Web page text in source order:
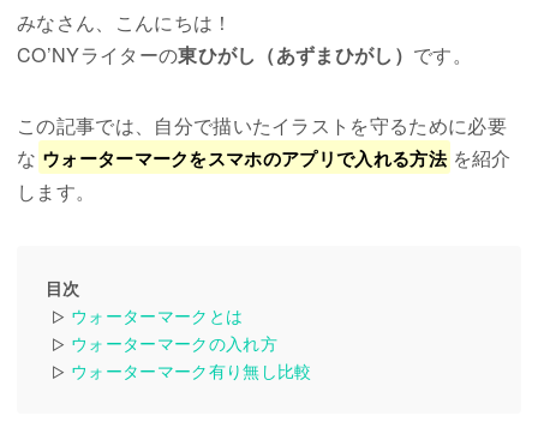
みなさん、こんにちは！
CO’NYライターの東ひがし（あずまひがし） です。
この記事では、自分で描いたイラストを守るために必要
な ウォーターマークをスマホのアプリで入れる方法 を紹介
します。
目次
▷ ウォーターマークとは
▷ ウォーターマークの入れ方
▷ ウォーターマーク有り無し比較